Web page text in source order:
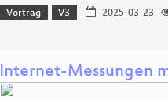
Vortrag V3 2025-03-23
Internet-Messungen